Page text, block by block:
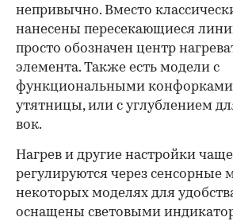
непривычно. Вместо
нанесены пересекающиеся
просто обозначен центр
элемента. Также есть модели с
функциональными
утятницы, или с углублением
вок.
Нагрев и другие настройки чаще
регулируются через сенсорные
некоторых моделях для
оснащены световыми